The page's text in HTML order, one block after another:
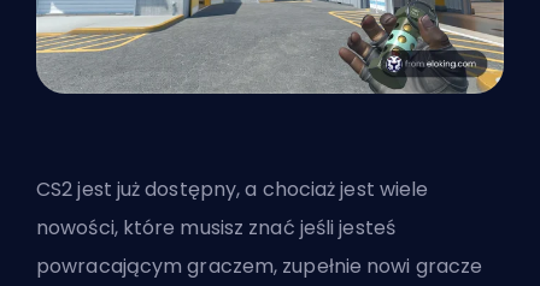
CS2 jest już dostępny, a chociażjest wiele
nowości, które musisz znać jeśli jesteś
powracającym graczem, zupełnie nowi gracze